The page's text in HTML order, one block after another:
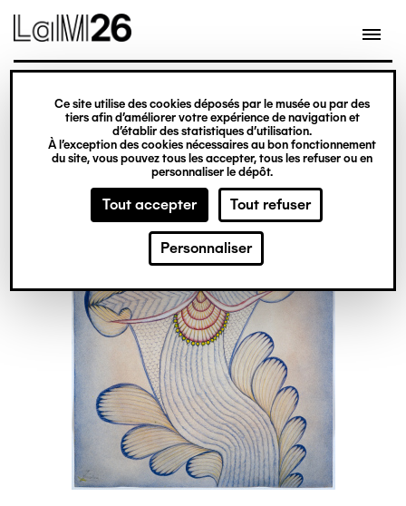
Gestion des cookies
Ce site utilise des cookies déposés par le musée ou par des
tiers afin d’améliorer votre expérience de navigation et
d’établir des statistiques d’utilisation.
À l’exception des cookies nécessaires au bon fonctionnement
du site, vous pouvez tous les accepter, tous les refuser ou en
personnaliser le dépôt.
Tout accepter Tout refuser
Personnaliser
contenu